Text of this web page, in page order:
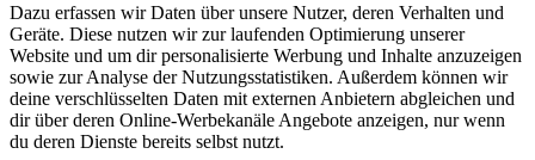
Dazu erfassen wir Daten über unsere Nutzer, deren Verhalten und
Geräte. Diese nutzen wir zur laufenden Optimierung unserer
Website und um dir personalisierte Werbung und Inhalte anzuzeigen
sowie zur Analyse der Nutzungsstatistiken. Außerdem können wir
deine verschlüsselten Daten mit externen Anbietern abgleichen und
dir über deren Online-Werbekanäle Angebote anzeigen, nur wenn
du deren Dienste bereits selbst nutzt.